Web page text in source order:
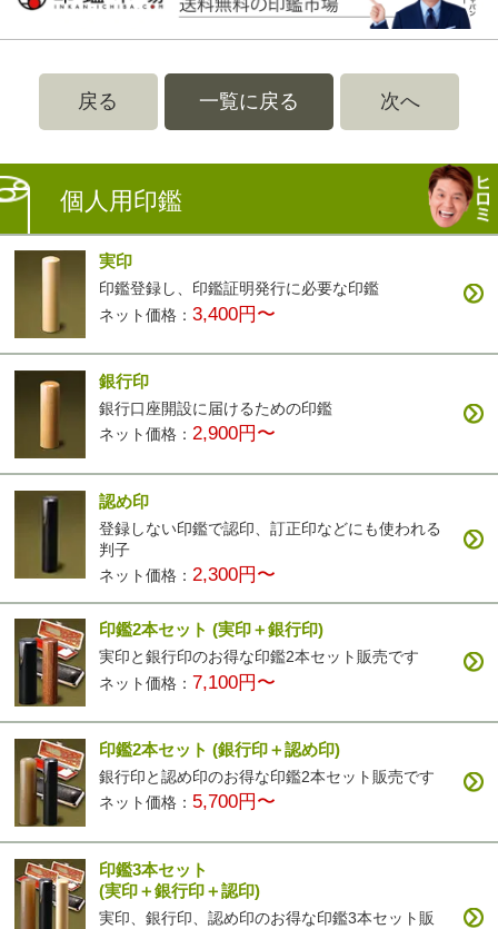
戻る 一覧に戻る 次へ
個人用印鑑
実印
印鑑登録し、印鑑証明発行に必要な印鑑
ネット価格：3,400円〜
銀行印
銀行口座開設に届けるための印鑑
ネット価格：2,900円〜
認め印
登録しない印鑑で認印、訂正印などにも使われる
判子
ネット価格：2,300円〜
印鑑2本セット(実印＋銀行印)
実印と銀行印のお得な印鑑2本セット販売です
ネット価格：7,100円〜
印鑑2本セット(銀行印＋認め印)
銀行印と認め印のお得な印鑑2本セット販売です
ネット価格： 5,700円〜
印鑑3本セット
(実印＋銀行印＋認印)
実印、銀行印、認め印のお得な印鑑3本セット販